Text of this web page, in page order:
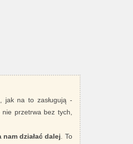
jak na to zasługują -
przetrwa bez tych,
działać dalej . To